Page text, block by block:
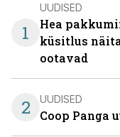
1
UUDISED
Hea
küsitlus
ootavad
2 UUDISED
Coop Panga